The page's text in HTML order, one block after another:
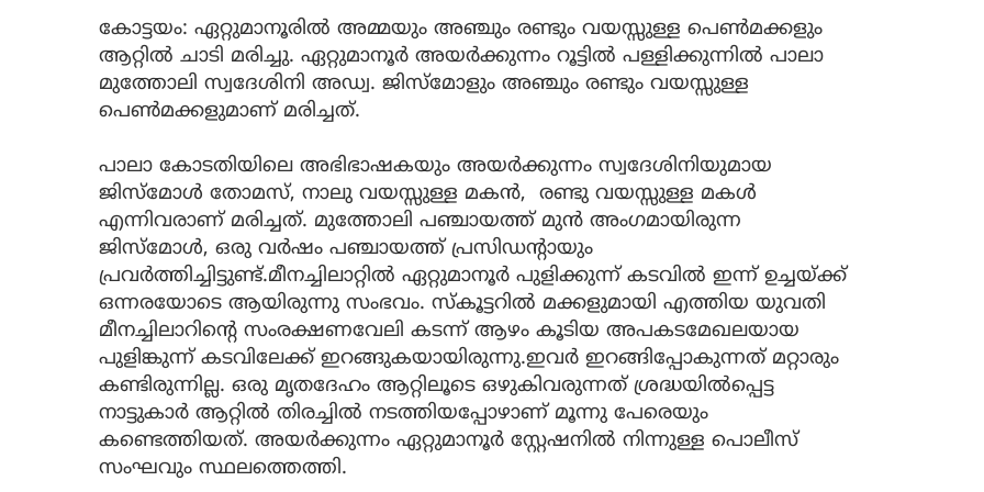
കോട്ടയം: ഏറ്റുമാനൂരില്‍ അമ്മയും അഞ്ചും രണ്ടും വയസ്സുള്ള പെണ്‍മക്കളും
ആറ്റില്‍ ചാടി മരിച്ചു. ഏറ്റുമാനൂര്‍ അയര്‍ക്കുന്നം റൂട്ടില്‍ പള്ളിക്കുന്നില്‍ പാലാ
മുത്തോലി സ്വദേശിനി അഡ്വ. ജിസ്‌മോളും അഞ്ചും രണ്ടും വയസ്സുള്ള
പെണ്‍മക്കളുമാണ് മരിച്ചത്.
പാലാ കോടതിയിലെ അഭിഭാഷകയും അയർക്കുന്നം സ്വദേശിനിയുമായ
ജിസ്‌മോൾ തോമസ്, നാലു വയസ്സുള്ള മകന്‍, രണ്ടു വയസ്സുള്ള മകൾ
എന്നിവരാണ് മരിച്ചത്. മുത്തോലി പഞ്ചായത്ത് മുൻ അംഗമായിരുന്ന
ജിസ്മോൾ, ഒരു വർഷം പഞ്ചായത്ത് പ്രസിഡന്റായും
പ്രവർത്തിച്ചിട്ടുണ്ട്.മീനച്ചിലാറ്റിൽ ഏറ്റുമാനൂർ പുളിക്കുന്ന് കടവിൽ ഇന്ന് ഉച്ചയ്ക്ക്
ഒന്നരയോടെ ആയിരുന്നു സംഭവം. സ്കൂട്ടറിൽ മക്കളുമായി എത്തിയ യുവതി
മീനച്ചിലാറിന്റെ സംരക്ഷണവേലി കടന്ന് ആഴം കൂടിയ അപകടമേഖലയായ
പുളിങ്കുന്ന് കടവിലേക്ക് ഇറങ്ങുകയായിരുന്നു.ഇവർ ഇറങ്ങിപ്പോകുന്നത് മറ്റാരും
കണ്ടിരുന്നില്ല. ഒരു മൃതദേഹം ആറ്റിലൂടെ ഒഴുകിവരുന്നത് ശ്രദ്ധയിൽപ്പെട്ട
നാട്ടുകാർ ആറ്റിൽ തിരച്ചിൽ നടത്തിയപ്പോഴാണ് മൂന്നു പേരെയും
കണ്ടെത്തിയത്. അയർക്കുന്നം ഏറ്റുമാനൂർ സ്റ്റേഷനിൽ നിന്നുള്ള പൊലീസ്
സംഘവും സ്ഥലത്തെത്തി.